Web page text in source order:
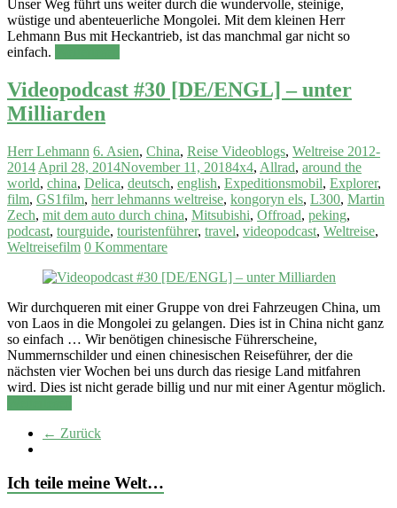
Unser Weg führt uns weiter durch die wundervolle, steinige,
wüstige und abenteuerliche Mongolei. Mit dem kleinen Herr
Lehmann Bus mit Heckantrieb, ist das manchmal gar nicht so
einfach.
Videopodcast #30 [DE/ENGL] – unter
Milliarden
Herr Lehmann 6. Asien, China, Reise Videoblogs, Weltreise 2012-
2014 April 28, 2014November 11, 20184x4, Allrad, around the
world, china, Delica, deutsch, english, Expeditionsmobil, Explorer,
film, GS1film, herr lehmanns weltreise, kongoryn els, L300, Martin
Zech, mit dem auto durch china, Mitsubishi, Offroad, peking,
podcast, tourguide, touristenführer, travel, videopodcast, Weltreise,
Weltreisefilm 0 Kommentare
Wir durchqueren mit einer Gruppe von drei Fahrzeugen China, um
von Laos in die Mongolei zu gelangen. Dies ist in China nicht ganz
so einfach … Wir benötigen chinesische Führerscheine,
Nummernschilder und einen chinesischen Reiseführer, der die
nächsten vier Wochen bei uns durch das riesige Land mitfahren
wird. Dies ist nicht gerade billig und nur mit einer Agentur möglich.
← Zurück
Ich teile meine Welt…